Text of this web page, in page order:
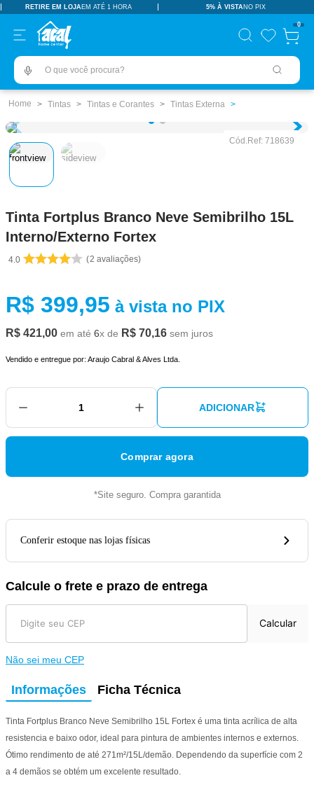
RETIRE EM LOJAEM ATÉ 1 HORA 5% À VISTANO PIX
0
O que você procura?
Tintas Tintas e Corantes Tintas Externa
Cód.Ref: 718639
Tinta Fortplus Branco Neve Semibrilho 15L
Interno/Externo Fortex
4.0 2 avaliações
R$ 399,95 à vista no PIX
R$ 421,00 em até 6x de R$ 70,16 sem juros
Vendido e entregue por: Araujo Cabral & Alves Ltda.
ADICIONAR
Comprar agora
*Site seguro. Compra garantida
Conferir estoque nas lojas físicas
Calcule o frete e prazo de entrega
Calcular
Não sei meu CEP
Informações Ficha Técnica
Tinta Fortplus Branco Neve Semibrilho 15L Fortex é uma tinta acrílica de alta
resistencia e baixo odor, ideal para pintura de ambientes internos e externos.
Ótimo rendimento de até 271m²/15L/demão. Dependendo da superfície com 2
a 4 demãos se obtém um excelente resultado.
TERMOS MAIS BUSCADOS
pisos revestimentos
º ceramica
tinta
4
5º revestimento
8º chuveiro
9º porta
1